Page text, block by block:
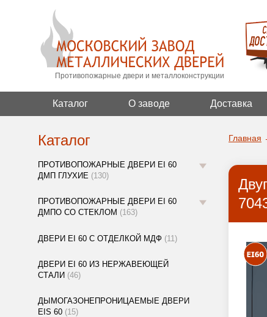
Противопожарные двери и металлоконструкции
Каталог О заводе Доставка
Каталог
ПРОТИВОПОЖАРНЫЕ ДВЕРИ EI 60
ДМП ГЛУХИЕ (130)
ПРОТИВОПОЖАРНЫЕ ДВЕРИ EI 60
ДМПО СО СТЕКЛОМ (163)
ДВЕРИ EI 60 С ОТДЕЛКОЙ МДФ (11)
ДВЕРИ EI 60 ИЗ НЕРЖАВЕЮЩЕЙ
СТАЛИ (46)
ДЫМОГАЗОНЕПРОНИЦАЕМЫЕ ДВЕРИ
EIS 60 (15)
Главная